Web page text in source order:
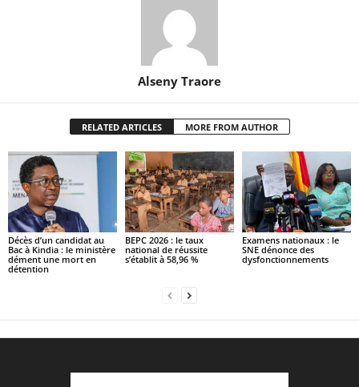
Alseny Traore
RELATED ARTICLES MORE FROM AUTHOR
Décès d’un candidat au
Bac à Kindia : le ministère
dément une mort en
détention
BEPC 2026 : le taux
national de réussite
s’établit à 58,96 %
Examens nationaux : le
SNE dénonce des
dysfonctionnements